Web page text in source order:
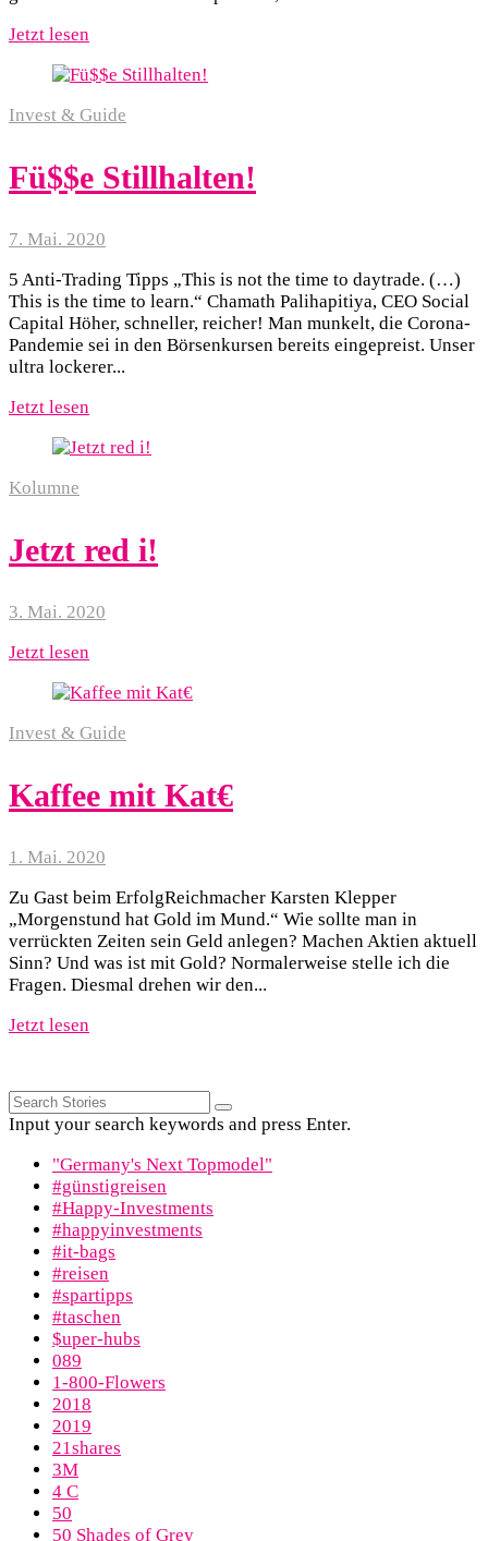
Jetzt lesen
Invest & Guide
Fü$$e Stillhalten!
7. Mai. 2020
5 Anti-Trading Tipps „This is not the time to daytrade. (…)
This is the time to learn.“ Chamath Palihapitiya, CEO Social
Capital Höher, schneller, reicher! Man munkelt, die Corona-
Pandemie sei in den Börsenkursen bereits eingepreist. Unser
ultra lockerer...
Jetzt lesen
Kolumne
Jetzt red i!
3. Mai. 2020
Jetzt lesen
Invest & Guide
Kaffee mit Kat€
1. Mai. 2020
Zu Gast beim ErfolgReichmacher Karsten Klepper
„Morgenstund hat Gold im Mund.“ Wie sollte man in
verrückten Zeiten sein Geld anlegen? Machen Aktien aktuell
Sinn? Und was ist mit Gold? Normalerweise stelle ich die
Fragen. Diesmal drehen wir den...
Jetzt lesen
Input your search keywords and press Enter.
"Germany's Next Topmodel"
#günstigreisen
#Happy-Investments
#happyinvestments
#it-bags
#reisen
#spartipps
#taschen
$uper-hubs
089
1-800-Flowers
2018
2019
21shares
3M
4 C
50
50 Shades of Grey